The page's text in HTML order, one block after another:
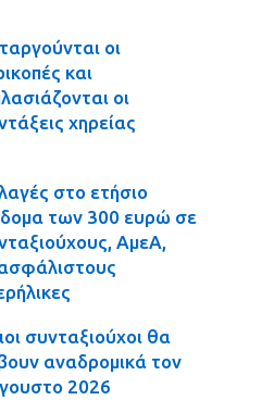
οι
και
οι
χηρείας
στο ετήσιο
των 300 ευρώ σε
ΑμεΑ,
συνταξιούχοι θα
αναδρομικά τον
2026